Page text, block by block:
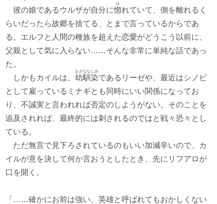
彼の娘であるウルザが自分に惚
ほ
れていて、側を離れるく
らいだったら故郷を捨てる、とまで言っているからであ
る。エルフと人間の種族を超えた恋愛がどうこう以前に、
父親として気に入らない……そんな非常に単純な話であっ
た。
しかもカイルは、幼馴染
おさななじみ
であるリーゼや、最近はシノビ
として雇っているミナギとも同時にいい関係になってお
り、不誠実と言われれば否定のしようがない。そのことを
追及されれば、最終的には刺されるのではと戦々恐々とし
ている。
ただ無言で見下ろされているのもいい加減辛いので、カ
イルが意を決して何か言おうとしたとき、先にリフアロが
口を開く。
「……確かにお前は強い、英雄と呼ばれてもおかしくない